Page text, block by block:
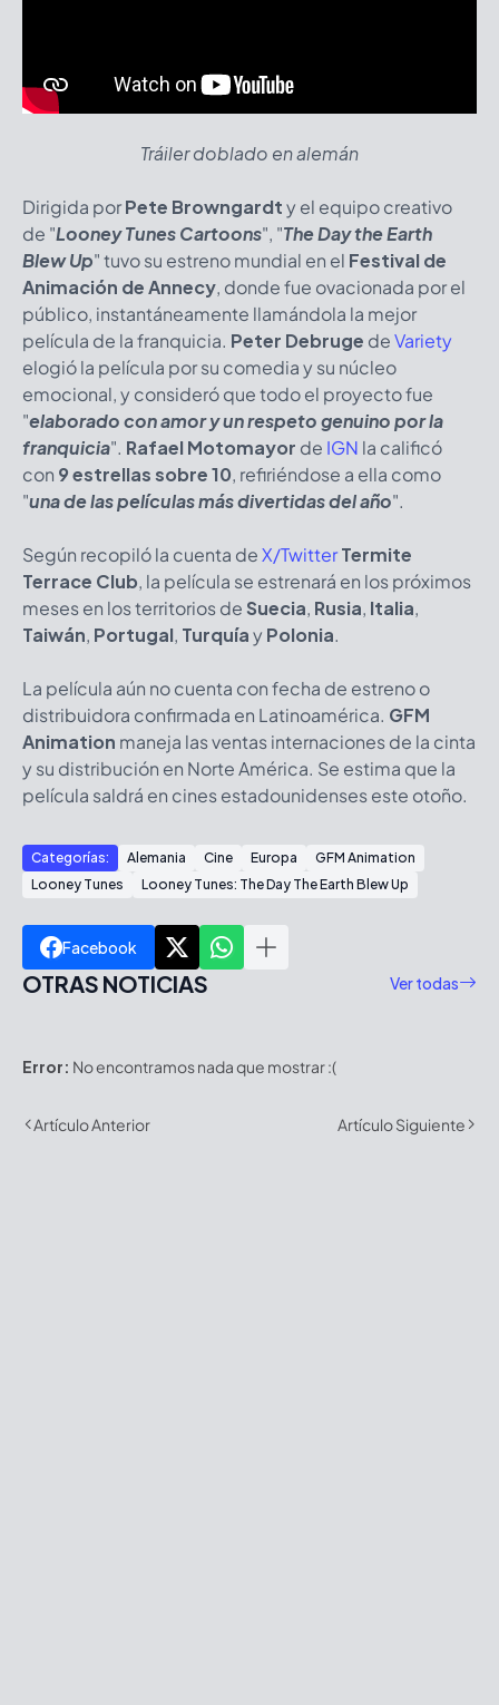
Tráiler doblado en alemán
Dirigida porPete Browngardty el equipo creativo
de "Looney Tunes Cartoons", "The Day the Earth
Blew Up" tuvo su estreno mundial en el Festival de
Animación de Annecy, donde fue ovacionada por el
público, instantáneamente llamándola la mejor
película de la franquicia. Peter Debruge deVariety
elogió la película por su comedia y su núcleo
emocional, y consideró que todo el proyecto fue
"elaborado con amor y un respeto genuino por la
franquicia". Rafael Motomayor de IGN la calificó
con 9 estrellas sobre 10, refiriéndose a ella como
"una de las películas más divertidas del año".
Según recopiló la cuenta deX/TwitterTermite
Terrace Club, la película se estrenará en los próximos
meses en los territorios de Suecia, Rusia, Italia,
Taiwán, Portugal, TurquíayPolonia.
La película aún no cuenta con fecha de estreno o
distribuidora confirmada en Latinoamérica. GFM
Animation maneja las ventas internaciones de la cinta
y su distribución en Norte América. Se estima que la
película saldrá en cines estadounidenses este otoño.
Categorías: Alemania Cine Europa
GFM Animation
Looney Tunes
Looney Tunes: The Day The Earth Blew Up
Facebook
OTRAS NOTICIAS Ver todas
Error: No encontramos nada que mostrar :(
Artículo Anterior Artículo Siguiente